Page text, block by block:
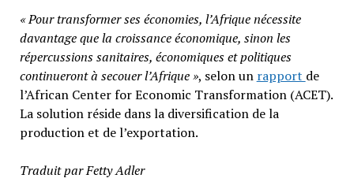
« Pour transformer ses économies, l’Afrique nécessite
davantage que la croissance économique, sinon les
répercussions sanitaires, économiques et politiques
continueront à secouer l’Afrique », selon un rapport de
l’African Center for Economic Transformation (ACET).
La solution réside dans la diversification de la
production et de l’exportation.
Traduit par Fetty Adler